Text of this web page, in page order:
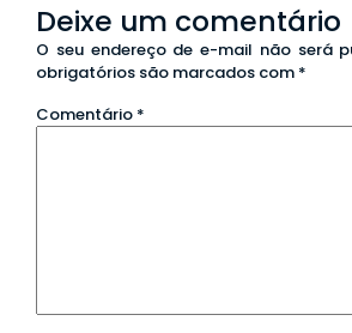
Deixe um comentário
O seu endereço de e-mail não será
obrigatórios são marcados com *
Comentário *